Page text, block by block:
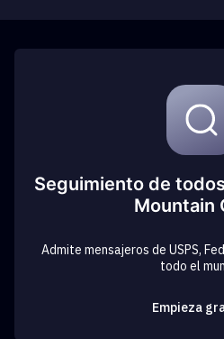
Seguimiento de
Mountain
Admite mensajeros de USPS,
todo el
Empieza